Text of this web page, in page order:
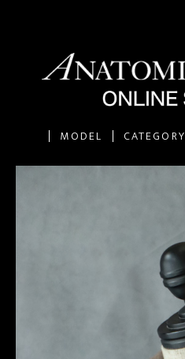
MODEL CATEGORY